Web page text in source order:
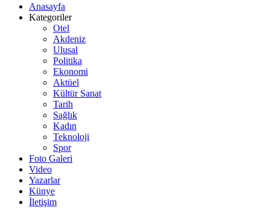
Anasayfa
Kategoriler
Otel
Akdeniz
Ulusal
Politika
Ekonomi
Aktüel
Kültür Sanat
Tarih
Sağlık
Kadın
Teknoloji
Spor
Foto Galeri
Video
Yazarlar
Künye
İletişim